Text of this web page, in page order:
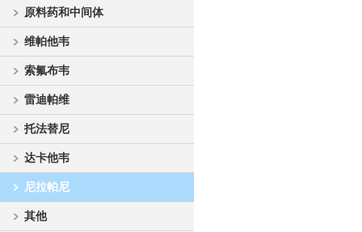
原料药和中间体
维帕他韦
索氟布韦
雷迪帕维
托法替尼
达卡他韦
尼拉帕尼
其他